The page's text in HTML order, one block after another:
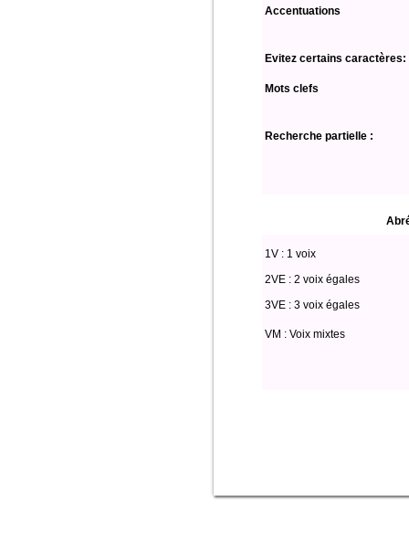
Accentuations
Evitez certains caractères:
Mots clefs
Recherche partielle :
1V : 1 voix
2VE : 2 voix égales
3VE : 3 voix égales
VM : Voix mixtes